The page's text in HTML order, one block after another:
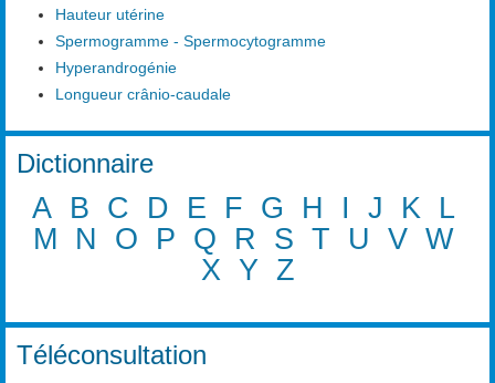
Hauteur utérine
Spermogramme - Spermocytogramme
Hyperandrogénie
Longueur crânio-caudale
Dictionnaire
A B C D E F G H I J K
L
M
N O P Q R S T U V W
X Y Z
Téléconsultation